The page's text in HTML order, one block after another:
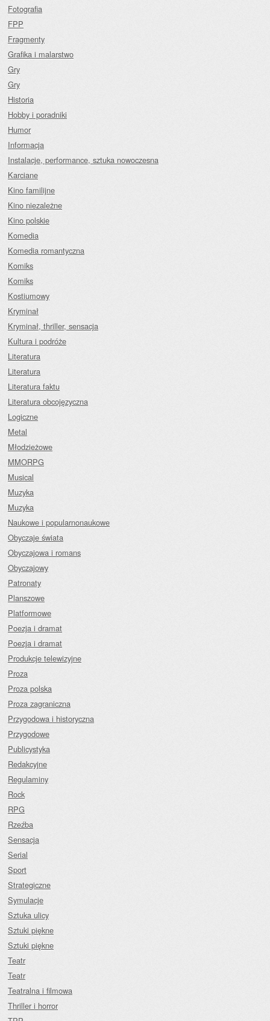
Fotografia
FPP
Fragmenty
Grafika i malarstwo
Gry
Gry
Historia
Hobby i poradniki
Humor
Informacja
Instalacje, performance, sztuka nowoczesna
Karciane
Kino familijne
Kino niezależne
Kino polskie
Komedia
Komedia romantyczna
Komiks
Komiks
Kostiumowy
Kryminał
Kryminał, thriller, sensacja
Kultura i podróże
Literatura
Literatura
Literatura faktu
Literatura obcojęzyczna
Logiczne
Metal
Młodzieżowe
MMORPG
Musical
Muzyka
Muzyka
Naukowe i popularnonaukowe
Obyczaje świata
Obyczajowa i romans
Obyczajowy
Patronaty
Planszowe
Platformowe
Poezja i dramat
Poezja i dramat
Produkcje telewizyjne
Proza
Proza polska
Proza zagraniczna
Przygodowa i historyczna
Przygodowe
Publicystyka
Redakcyjne
Regulaminy
Rock
RPG
Rzeźba
Sensacja
Serial
Sport
Strategiczne
Symulacje
Sztuka ulicy
Sztuki piękne
Sztuki piękne
Teatr
Teatr
Teatralna i filmowa
Thriller i horror